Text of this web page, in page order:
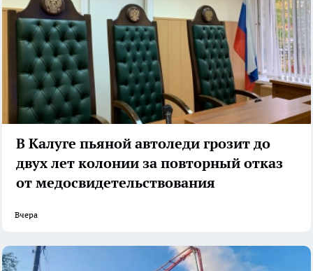
В Калуге пьяной автоледи грозит до
двух лет колонии за повторный отказ
от медосвидетельствования
Вчера